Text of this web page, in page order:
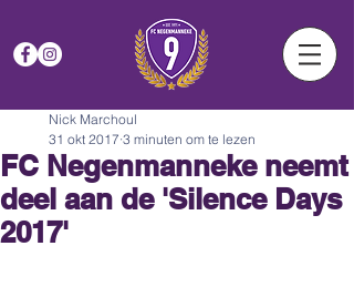
FC Negenmanneke neemt
deel aan de 'Silence Days
2017'
Nick Marchoul
31 okt 2017 3 minuten om te lezen